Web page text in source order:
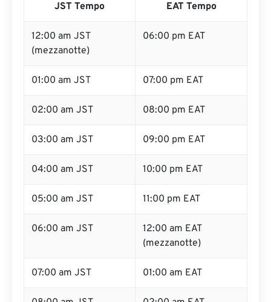
JST Tempo EAT Tempo
12:00 am JST
(mezzanotte)
06:00 pm EAT
01:00 am JST 07:00 pm EAT
02:00 am JST 08:00 pm EAT
03:00 am JST 09:00 pm EAT
04:00 am JST 10:00 pm EAT
05:00 am JST 11:00 pm EAT
06:00 am JST
12:00 am EAT
(mezzanotte)
07:00 am JST 01:00 am EAT